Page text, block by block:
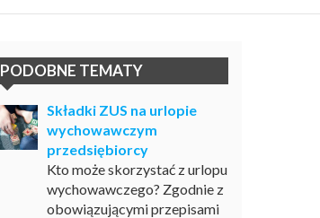
PODOBNE TEMATY
Składki ZUS na urlopie
wychowawczym
przedsiębiorcy
Kto może skorzystać z urlopu
wychowawczego? Zgodnie z
obowiązującymi przepisami